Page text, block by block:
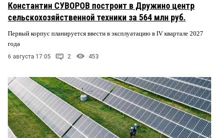
Константин СУВОРОВ построит в Дружино центр
сельскохозяйственной техники за 564 млн руб.
Первый корпус планируется ввести в эксплуатацию в IV квартале 2027
года
6 августа 17:05 2 453